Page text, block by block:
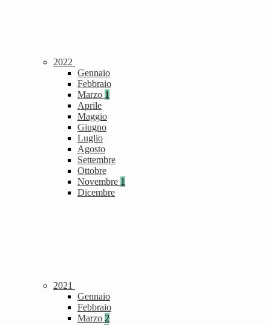
2022
Gennaio
Febbraio
Marzo 1
Aprile
Maggio
Giugno
Luglio
Agosto
Settembre
Ottobre
Novembre 1
Dicembre
2021
Gennaio
Febbraio
Marzo 2